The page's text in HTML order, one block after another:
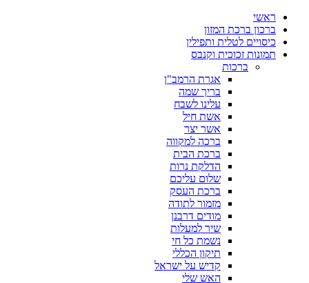
ראשי
ברכון ברכת המזון
כיסויים לטלית ותפילין
תמונות זכוכית וקנבס
ברכות
אגרת הרמב"ן
בריך שמה
עלינו לשבח
אשת חיל
אשר יצר
ברכה למקווה
ברכת הבית
הדלקת נרות
שלום עליכם
ברכת העסק
מזמור לתודה
מודים דרבנן
שיר למעלות
נשמת כל חי
תיקון הכללי
קדיש על ישראל
האש שלי